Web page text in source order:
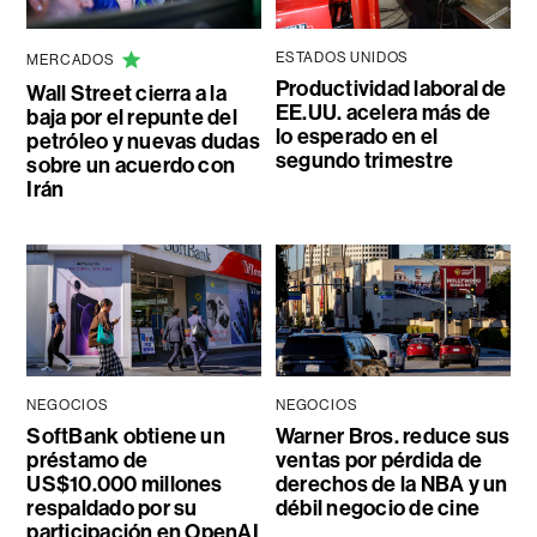
MERCADOS
Wall Street cierra a la
baja por el repunte del
petróleo y nuevas dudas
sobre un acuerdo con
Irán
ESTADOS UNIDOS
Productividad laboral de
EE.UU. acelera más de
lo esperado en el
segundo trimestre
NEGOCIOS
SoftBank obtiene un
préstamo de
US$10.000 millones
respaldado por su
NEGOCIOS
Warner Bros. reduce sus
ventas por pérdida de
derechos de la NBA y un
débil negocio de cine